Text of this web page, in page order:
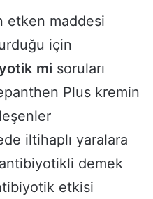
etken maddesi
için
mi soruları
Plus kremin
iltihaplı yaralara
demek
etkisi